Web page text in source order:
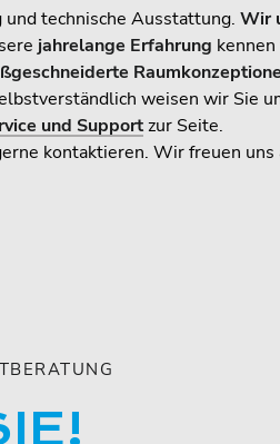
technische Ausstattung. Wir
jahrelange Erfahrung
weisen wir Sie
und Supportzur Seite.
kontaktieren. Wir freuen uns